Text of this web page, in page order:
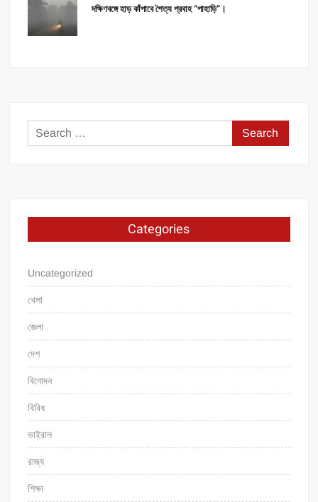
দক্ষিণবঙ্গে হাড় কাঁপাবে শৈত্য প্রবাহ “পাহাড়ি”।
Search
for:
Categories
Uncategorized
খেলা
জেলা
দেশ
বিনোদন
বিবিধ
ভাইরাল
রাজ্য
শিক্ষা